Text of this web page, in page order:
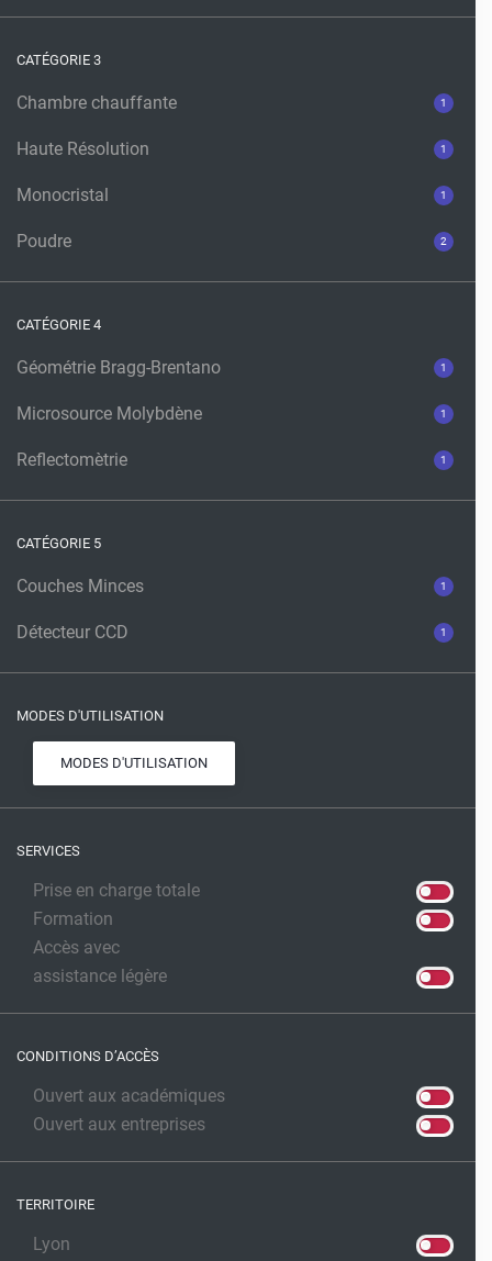
CATÉGORIE 3
Chambre chauffante 1
Haute Résolution 1
Monocristal 1
Poudre 2
CATÉGORIE 4
Géométrie Bragg-Brentano 1
Microsource Molybdène 1
Reflectomètrie 1
CATÉGORIE 5
Couches Minces 1
Détecteur CCD 1
MODES D'UTILISATION
MODES D'UTILISATION
SERVICES
Prise en charge totale
Formation
Accès avec
assistance légère
CONDITIONS D’ACCÈS
Ouvert aux académiques
Ouvert aux entreprises
TERRITOIRE
Lyon